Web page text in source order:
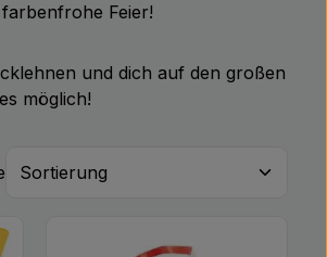
Feier!
und dich auf den großen
möglich!